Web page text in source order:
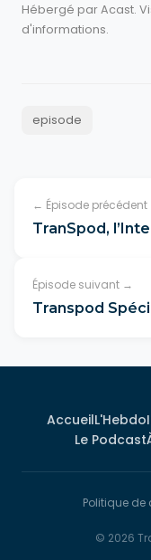
Hébergé par Acast.
d'informations.
episode
← Épisode précédent
TranSpod,
Épisode suivant →
Transpod
AccueilL'Hebdo
Le Podcast
Politique
© 2026